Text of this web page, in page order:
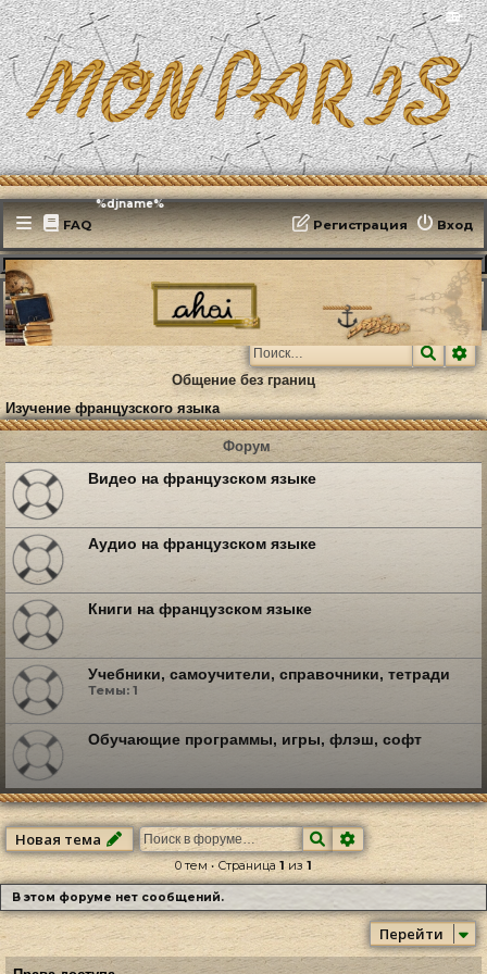
📻
FAQ Вход
Регистрация
Эфирит: ♫ %djname%
MonParis2025 ФОРУМ Paris, mon amour Изучение французского языка
Поиск
Общение без границ
Изучение французского языка
Форум
Видео на французском языке
Аудио на французском языке
Книги на французском языке
Учебники, самоучители, справочники, тетради
Темы: 1
Обучающие программы, игры, флэш, софт
Новая тема ПоискРасширенный
0 тем • Страница1из1
В этом форуме нет сообщений.
Перейти